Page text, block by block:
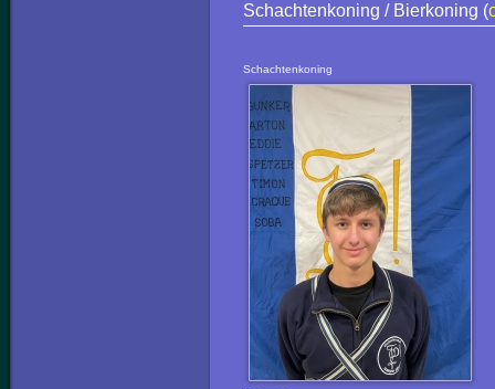
Schachtenkoning / Bierkoning (
Schachtenkoning